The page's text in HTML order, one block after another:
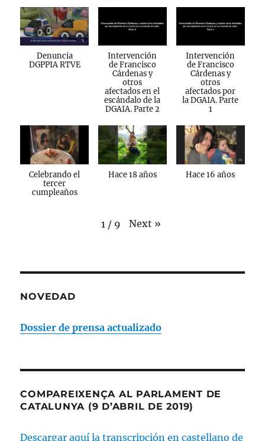
Denuncia
DGPPIA RTVE
Intervención
de Francisco
Cárdenas y
otros
afectados en el
escándalo de la
DGAIA. Parte 2
Intervención
de Francisco
Cárdenas y
otros
afectados por
la DGAIA. Parte
1
Celebrando el
tercer
cumpleaños
Hace 18 años Hace 16 años
1 / 9 Next »
NOVEDAD
Dossier de prensa actualizado
COMPAREIXENÇA AL PARLAMENT DE
CATALUNYA (9 D’ABRIL DE 2019)
Descargar aquí la transcripción en castellano de